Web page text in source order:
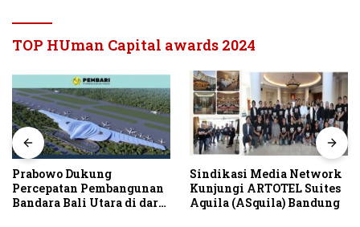
TOP HUman Capital awards 2024
Prabowo Dukung
Percepatan Pembangunan
Bandara Bali Utara di darat
Sindikasi Media Network
Kunjungi ARTOTEL Suites
Aquila (ASquila) Bandung